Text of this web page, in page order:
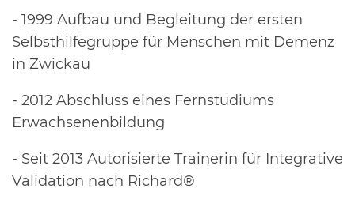
- 1999 Aufbau und Begleitung der ersten
Selbsthilfegruppe für Menschen mit Demenz
in Zwickau
- 2012 Abschluss eines Fernstudiums
Erwachsenenbildung
- Seit 2013 Autorisierte Trainerin für Integrative
Validation nach Richard®